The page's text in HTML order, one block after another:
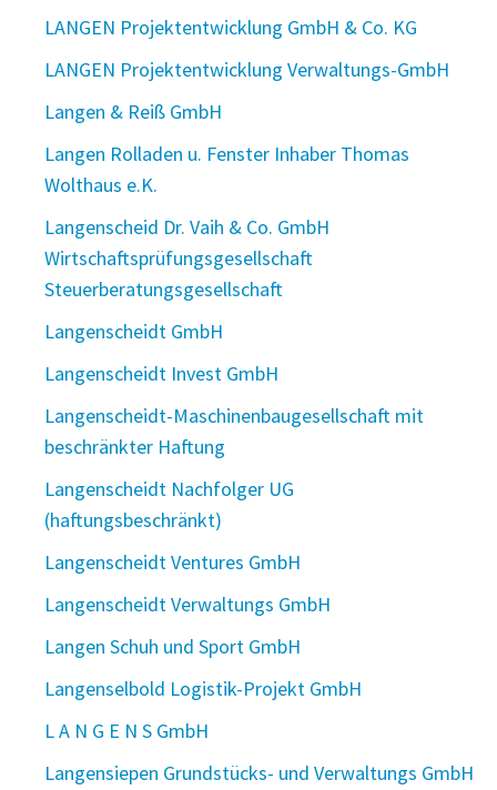
LANGEN Projektentwicklung GmbH & Co. KG
LANGEN Projektentwicklung Verwaltungs-GmbH
Langen & Reiß GmbH
Langen Rolladen u. Fenster Inhaber Thomas
Wolthaus e.K.
Langenscheid Dr. Vaih & Co. GmbH
Wirtschaftsprüfungsgesellschaft
Steuerberatungsgesellschaft
Langenscheidt GmbH
Langenscheidt Invest GmbH
Langenscheidt-Maschinenbaugesellschaft mit
beschränkter Haftung
Langenscheidt Nachfolger UG
(haftungsbeschränkt)
Langenscheidt Ventures GmbH
Langenscheidt Verwaltungs GmbH
Langen Schuh und Sport GmbH
Langenselbold Logistik-Projekt GmbH
L A N G E N S GmbH
Langensiepen Grundstücks- und Verwaltungs GmbH